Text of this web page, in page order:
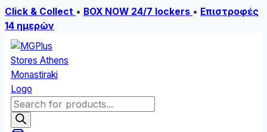
Click & Collect • BOX NOW 24/7 lockers • Επιστροφές
14 ημερών
Skip
to
content
Products
search